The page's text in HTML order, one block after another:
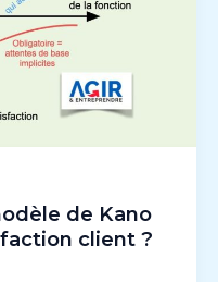
de Kano
client ?